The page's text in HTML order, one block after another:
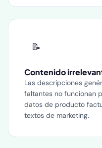
📝
Contenido
Las descripciones
faltantes no funcionan
datos de producto
textos de marketing.